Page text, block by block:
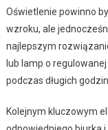
Oświetlenie powinno
wzroku, ale
najlepszym
lub lamp o
podczas długich
Kolejnym kluczowym